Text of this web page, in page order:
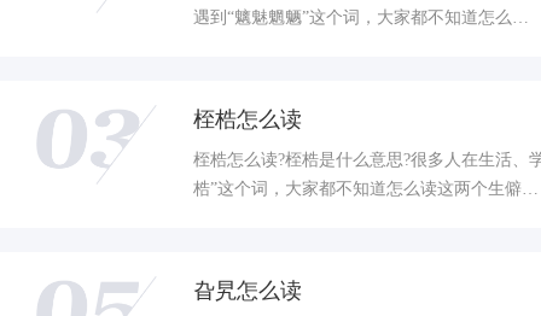
遇到“魑魅魍魉”这个词，大家都不知道怎么…
桎梏怎么读
桎梏怎么读?桎梏是什么意思?很多人在生活、
梏”这个词，大家都不知道怎么读这两个生僻…
旮旯怎么读